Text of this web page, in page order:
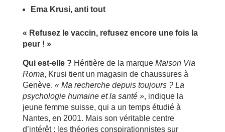
Ema Krusi, anti tout
« Refusez le vaccin, refusez encore une fois la
peur ! »
Qui est-elle ? Héritière de la marque Maison Via
Roma, Krusi tient un magasin de chaussures à
Genève. « Ma recherche depuis toujours ? La
psychologie humaine et la santé », indique la
jeune femme suisse, qui a un temps étudié à
Nantes, en 2001. Mais son véritable centre
d’intérêt : les théories conspirationnistes sur